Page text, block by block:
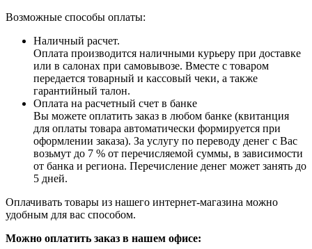
Возможные способы оплаты:
Наличный расчет.
Оплата производится наличными курьеру при доставке
или в салонах при самовывозе. Вместе с товаром
передается товарный и кассовый чеки, а также
гарантийный талон.
Оплата на расчетный счет в банке
Вы можете оплатить заказ в любом банке (квитанция
для оплаты товара автоматически формируется при
оформлении заказа). За услугу по переводу денег с Вас
возьмут до 7 % от перечисляемой суммы, в зависимости
от банка и региона. Перечисление денег может занять до
5 дней.
Оплачивать товары из нашего интернет-магазина можно
удобным для вас способом.
Можно оплатить заказ в нашем офисе: